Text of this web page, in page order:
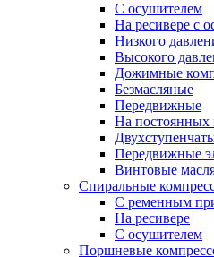
С осушителем
На ресивере с
Низкого
Высокого
Дожимные
Безмасляные
Передвижные
На постоянных
Передвижные
Винтовые
Спиральные
С ременным
На ресивере
С осушителем
Поршневые